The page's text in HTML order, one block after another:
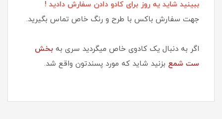
ببینید شاید یه روز برای کادو دادن سفارش دادید !
جهت سفارش باکس با طرح و رنگ خاص تماس بگیرید.
اگر به دنبال یک کادوی خاص میگردید سری به بخش
ست شمع بزنید شاید که مورد پسندتون واقع شد.